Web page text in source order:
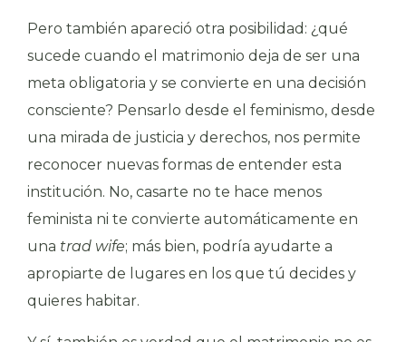
Pero también apareció otra posibilidad: ¿qué
sucede cuando el matrimonio deja de ser una
meta obligatoria y se convierte en una decisión
consciente? Pensarlo desde el feminismo, desde
una mirada de justicia y derechos, nos permite
reconocer nuevas formas de entender esta
institución. No, casarte no te hace menos
feminista ni te convierte automáticamente en
una trad wife; más bien, podría ayudarte a
apropiarte de lugares en los que tú decides y
quieres habitar.